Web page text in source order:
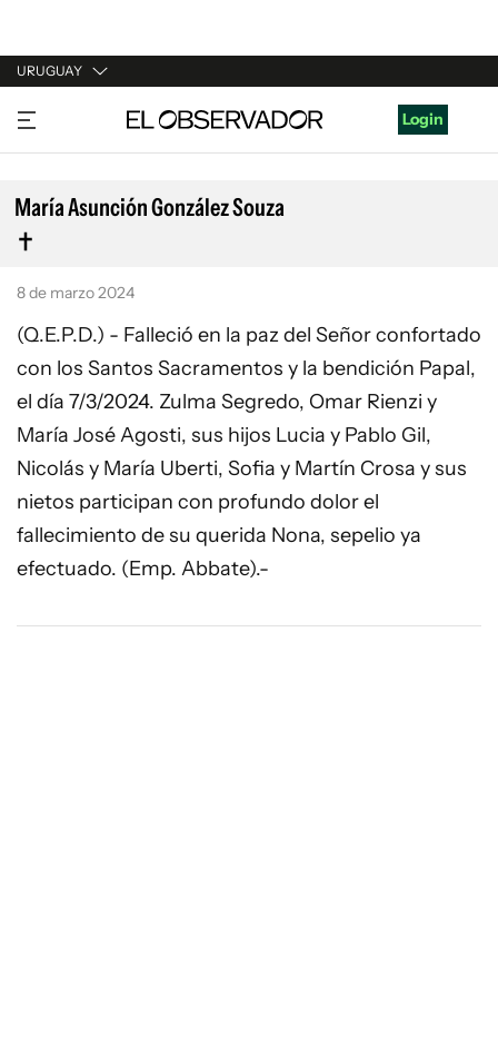
URUGUAY
URUGUAY
ARGENTINA
ESPAÑA
ESTADOS UNIDOS
Login
María Asunción González Souza
8 de marzo 2024
(Q.E.P.D.) - Falleció en la paz del Señor confortado
con los Santos Sacramentos y la bendición Papal,
el día 7/3/2024. Zulma Segredo, Omar Rienzi y
María José Agosti, sus hijos Lucia y Pablo Gil,
Nicolás y María Uberti, Sofia y Martín Crosa y sus
nietos participan con profundo dolor el
fallecimiento de su querida Nona, sepelio ya
efectuado. (Emp. Abbate).-